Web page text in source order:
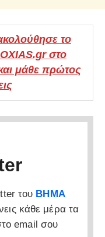
το
στο
μάθε πρώτος
του ΒΗΜΑ
κάθε μέρα τα
email σου